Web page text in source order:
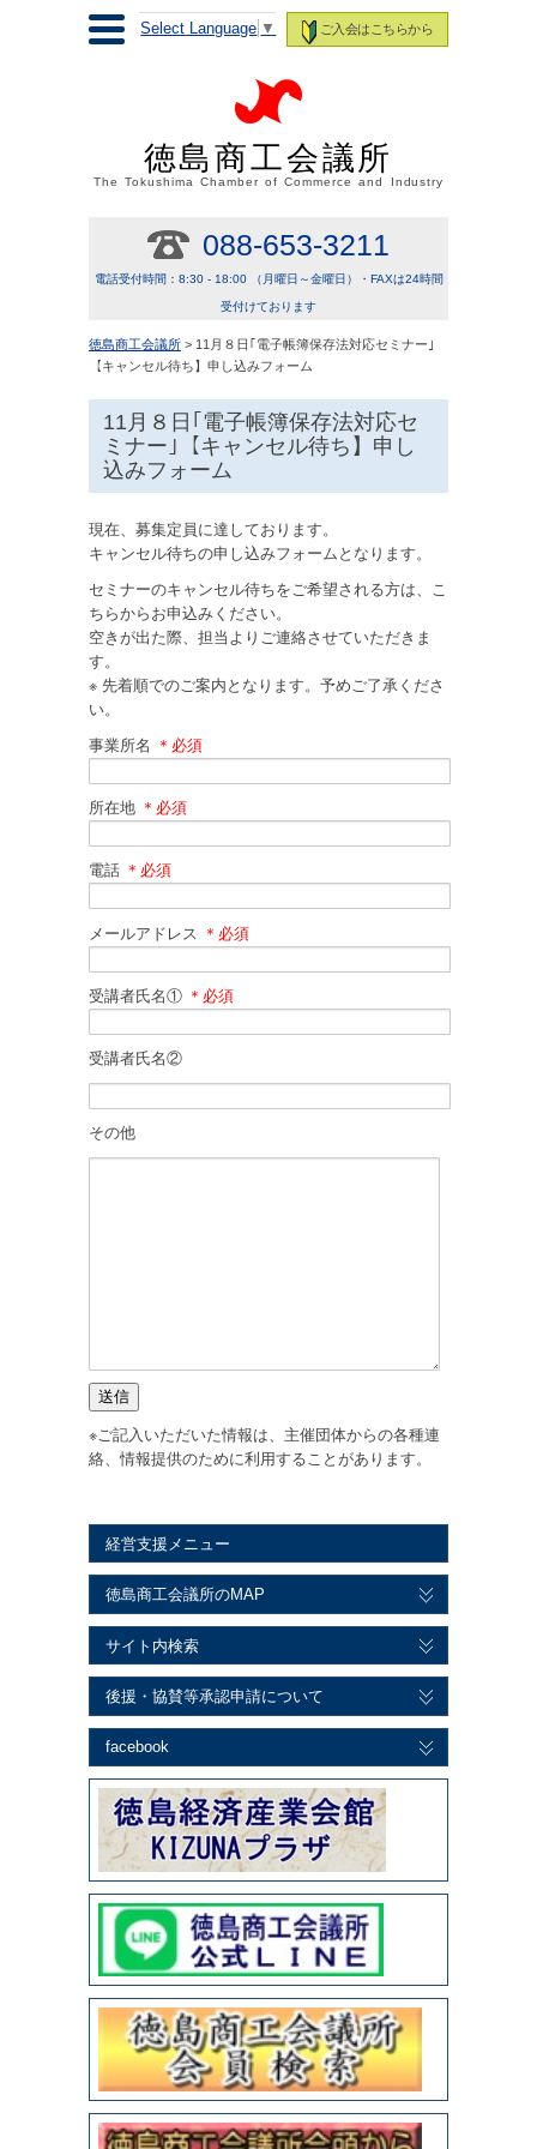
ご入会はこちらから
Select Language ▼
徳島商工会議所
The Tokushima Chamber of Commerce and Industry
088-653-3211
電話受付時間：8:30 - 18:00 （月曜日～金曜日）・FAXは24時間
受付けております
徳島商工会議所 > 11月８日｢電子帳簿保存法対応セミナー｣
【キャンセル待ち】申し込みフォーム
11月８日｢電子帳簿保存法対応セ
ミナー｣【キャンセル待ち】申し
込みフォーム
現在、募集定員に達しております。
キャンセル待ちの申し込みフォームとなります。
セミナーのキャンセル待ちをご希望される方は、こ
ちらからお申込みください。
空きが出た際、担当よりご連絡させていただきま
す。
※ 先着順でのご案内となります。予めご了承くださ
い。
事業所名 ＊必須
所在地 ＊必須
電話 ＊必須
メールアドレス ＊必須
受講者氏名① ＊必須
受講者氏名②
その他
※ご記入いただいた情報は、主催団体からの各種連
絡、情報提供のために利用することがあります。
経営支援メニュー
徳島商工会議所のMAP
サイト内検索
後援・協賛等承認申請について
facebook